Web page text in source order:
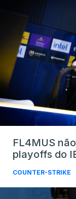
FL4MUS
playoffs do
COUNTER-STRIKE